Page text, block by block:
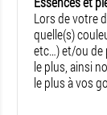
Lors de votre
quelle(s)
etc…) et/ou de
le plus, ainsi
le plus à vos